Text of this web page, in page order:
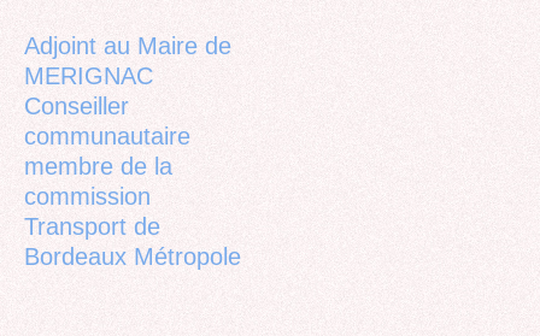
Adjoint au Maire de
MERIGNAC
Conseiller
communautaire
membre de la
commission
Transport de
Bordeaux Métropole